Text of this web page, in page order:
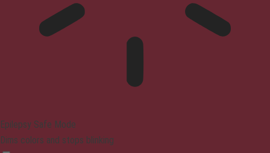
Epilepsy Safe Mode
Dims colors and stops blinking